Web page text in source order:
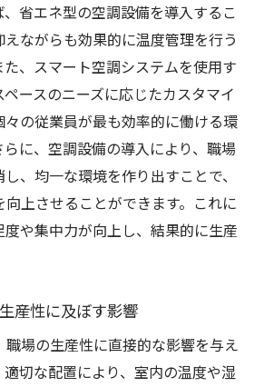
省エネ型の空調設備を導入するこ
ながらも効果的に温度管理を行う
、スマート空調システムを使用す
ースのニーズに応じたカスタマイ
の従業員が最も効率的に働ける環
に、空調設備の導入により、職場
、均一な環境を作り出すことで、
上させることができます。これに
や集中力が向上し、結果的に生産
産性に及ぼす影響
場の生産性に直接的な影響を与え
切な配置により、室内の温度や湿